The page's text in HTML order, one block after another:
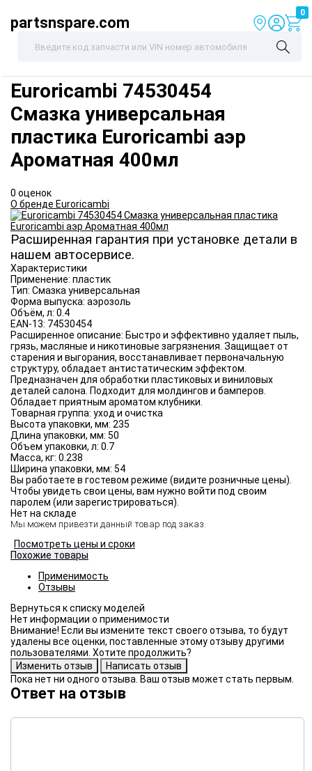
partsnspare.com
0
Euroricambi 74530454
Смазка универсальная
пластика Euroricambi аэр
Ароматная 400мл
0 оценок
О бренде Euroricambi
Расширенная гарантия при установке детали в
нашем автосервисе.
Характеристики
Применение: пластик
Тип: Смазка универсальная
Форма выпуска: аэрозоль
Объём, л: 0.4
EAN-13: 74530454
Расширенное описание: Быстро и эффективно удаляет пыль,
грязь, масляные и никотиновые загрязнения. Защищает от
старения и выгорания, восстанавливает первоначальную
структуру, обладает антистатическим эффектом.
Предназначен для обработки пластиковых и виниловых
деталей салона. Подходит для молдингов и бамперов.
Обладает приятным ароматом клубники.
Товарная группа: уход и очистка
Высота упаковки, мм: 235
Длина упаковки, мм: 50
Объем упаковки, л: 0.7
Масса, кг: 0.238
Ширина упаковки, мм: 54
Вы работаете в гостевом режиме (видите розничные цены).
Чтобы увидеть свои цены, вам нужно войти под своим
паролем (или зарегистрироваться).
Нет на складе
Мы можем привезти данный товар под заказ.
Посмотреть цены и сроки
Похожие товары
Применимость
Отзывы
Нет информации о применимости
Внимание! Если вы измените текст своего отзыва, то будут
удалены все оценки, поставленные этому отзыву другими
пользователями. Хотите продолжить?
Пока нет ни одного отзыва. Ваш отзыв может стать первым.
Ответ на отзыв